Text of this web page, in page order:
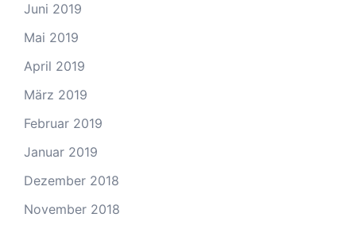
Juni 2019
Mai 2019
April 2019
März 2019
Februar 2019
Januar 2019
Dezember 2018
November 2018